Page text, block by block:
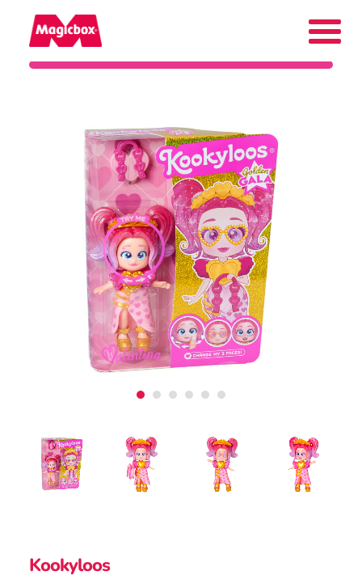
Collectors Area
Compañía
Contacto
Atención al consumidor
Careers
Intranet
Kookyloos